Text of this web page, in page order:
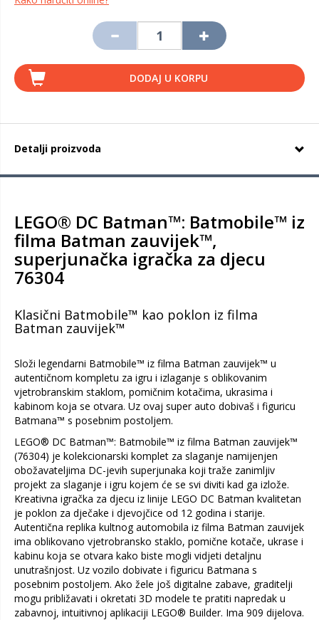
DODAJ U KORPU
Detalji proizvoda
LEGO® DC Batman™: Batmobile™ iz
filma Batman zauvijek™,
superjunačka igračka za djecu
76304
Klasični Batmobile™ kao poklon iz filma
Batman zauvijek™
Složi legendarni Batmobile™ iz filma Batman zauvijek™ u
autentičnom kompletu za igru i izlaganje s oblikovanim
vjetrobranskim staklom, pomičnim kotačima, ukrasima i
kabinom koja se otvara. Uz ovaj super auto dobivaš i figuricu
Batmana™ s posebnim postoljem.
LEGO® DC Batman™: Batmobile™ iz filma Batman zauvijek™
(76304) je kolekcionarski komplet za slaganje namijenjen
obožavateljima DC-jevih superjunaka koji traže zanimljiv
projekt za slaganje i igru kojem će se svi diviti kad ga izlože.
Kreativna igračka za djecu iz linije LEGO DC Batman kvalitetan
je poklon za dječake i djevojčice od 12 godina i starije.
Autentična replika kultnog automobila iz filma Batman zauvijek
ima oblikovano vjetrobransko staklo, pomične kotače, ukrase i
kabinu koja se otvara kako biste mogli vidjeti detaljnu
unutrašnjost. Uz vozilo dobivate i figuricu Batmana s
posebnim postoljem. Ako žele još digitalne zabave, graditelji
mogu približavati i okretati 3D modele te pratiti napredak u
zabavnoj, intuitivnoj aplikaciji LEGO® Builder. Ima 909 dijelova.